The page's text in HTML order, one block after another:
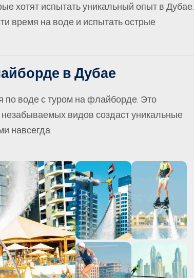
хотят испытать уникальный опыт в Дубае.
время на воде и испытать острые
в Дубае
по воде с туром на флайборде. Это
видов создаст уникальные
навсегда